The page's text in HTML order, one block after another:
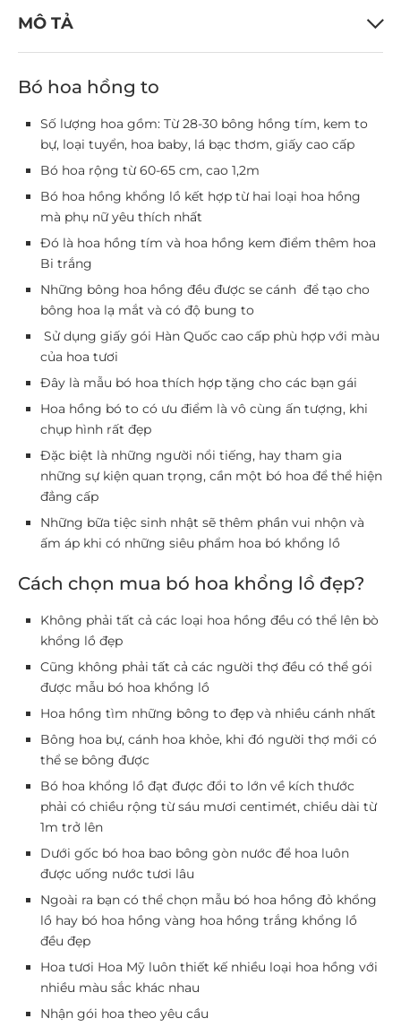
MÔ TẢ
Bó hoa hồng to
Số lượng hoa gồm: Từ 28-30 bông hồng tím, kem to
bự, loại tuyển, hoa baby, lá bạc thơm, giấy cao cấp
Bó hoa rộng từ 60-65 cm, cao 1,2m
Bó hoa hồng khổng lồ kết hợp từ hai loại hoa hồng
mà phụ nữ yêu thích nhất
Đó là hoa hồng tím và hoa hồng kem điểm thêm hoa
Bi trắng
Những bông hoa hồng đều được se cánh để tạo cho
bông hoa lạ mắt và có độ bung to
Sử dụng giấy gói Hàn Quốc cao cấp phù hợp với màu
của hoa tươi
Đây là mẫu bó hoa thích hợp tặng cho các bạn gái
Hoa hồng bó to có ưu điểm là vô cùng ấn tượng, khi
chụp hình rất đẹp
Đặc biệt là những người nổi tiếng, hay tham gia
những sự kiện quan trọng, cần một bó hoa để thể hiện
đẳng cấp
Những bữa tiệc sinh nhật sẽ thêm phần vui nhộn và
ấm áp khi có những siêu phẩm hoa bó khổng lồ
Cách chọn mua bó hoa khổng lồ đẹp?
Không phải tất cả các loại hoa hồng đều có thể lên bò
khổng lồ đẹp
Cũng không phải tất cả các người thợ đều có thể gói
được mẫu bó hoa khổng lồ
Hoa hồng tìm những bông to đẹp và nhiều cánh nhất
Bông hoa bự, cánh hoa khỏe, khi đó người thợ mới có
thể se bông được
Bó hoa khổng lồ đạt được đổi to lớn về kích thước
phải có chiều rộng từ sáu mươi centimét, chiều dài từ
1m trở lên
Dưới gốc bó hoa bao bông gòn nước để hoa luôn
được uống nước tươi lâu
Ngoài ra bạn có thể chọn mẫu bó hoa hồng đỏ khổng
lồ hay bó hoa hồng vàng hoa hồng trắng khổng lồ
đều đẹp
Hoa tươi Hoa Mỹ luôn thiết kế nhiều loại hoa hồng với
nhiều màu sắc khác nhau
Nhận gói hoa theo yêu cầu